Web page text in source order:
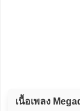
เนื้อเพลง